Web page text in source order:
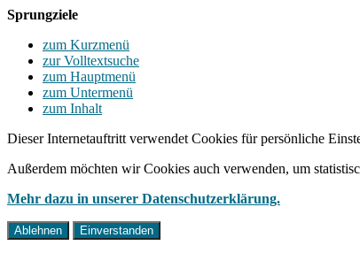
Sprungziele
zum Kurzmenü
zur Volltextsuche
zum Hauptmenü
zum Untermenü
zum Inhalt
Dieser Internetauftritt verwendet Cookies für persönliche
Außerdem möchten wir Cookies auch verwenden, um
Mehr dazu in unserer Datenschutzerklärung.
Ablehnen Einverstanden